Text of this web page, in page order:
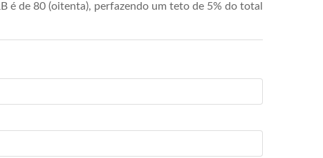
é de 80 (oitenta), perfazendo um teto de 5% do total